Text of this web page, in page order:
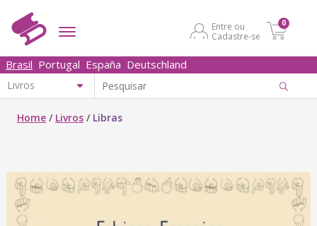
Entre ou
Cadastre-se
0
Brasil Portugal España Deutschland
Home / Livros / Libras